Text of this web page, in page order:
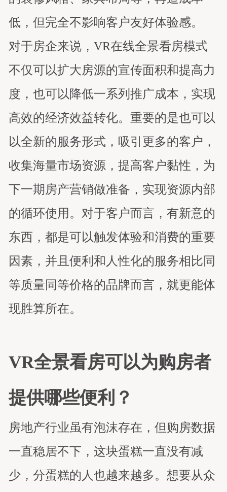
低，但完全不影响客户友好体验感。
对于房企来说，VR在线全景看房模式
不仅可以扩大房源的宣传面积和提高力
度，也可以降低一系列推广成本，实现
高效的经济效益转化。重要的是也可以
以全新的服务形式，吸引更多的客户，
收集海量市场资源，提高客户黏性，为
下一期房产营销做准备，实现资源内部
的循环使用。对于客户而言，有新意的
东西，都是可以触发体验和消费的重要
因素，并且便利和人性化的服务相比同
等质量同等价格的品牌而言，就更能体
现胜算所在。
VR全景看房可以为购房者
提供哪些便利？
房地产行业虽有泡沫存在，但购房数据
一直稳居不下，这块蛋糕一直没有减
少，分蛋糕的人也越来越多。想要从众